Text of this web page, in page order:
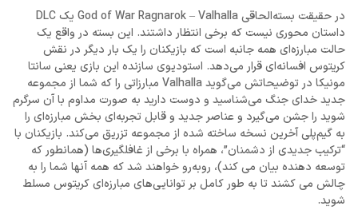
در حقیقت بسته‌الحاقی God of War Ragnarok – Valhalla یک DLC
داستان محوری نیست که برخی انتظار داشتند. این بسته در واقع یک
حالت مبارزه‌ای همه جانبه است که بازیکنان را یک بار دیگر در نقش
کریتوس افسانه‌ای قرار می‌دهد. استودیوی سازنده این بازی یعنی سانتا
مونیکا در توضیحاتش می‌گوید Valhalla مبارزاتی را که شما از مجموعه
جدید خدای جنگ می‌شناسید و دوست دارید به صورت مداوم با آن سرگرم
شوید را جشن می‌گیرد و عناصر جدید و قابل تجربه‌ای بخش مبارزه‌ای را
به گیم‌پلی آخرین نسخه ساخته شده از مجموعه تزریق می‌کند. بازیکنان با
“ترکیب جدیدی از دشمنان”، همراه با برخی از غافلگیری‌ها (همانطور که
توسعه دهنده بیان می کند)، روبه‌رو خواهند شد که همه آنها شما را به
چالش می کشند تا به طور کامل بر توانایی‌های مبارزه‌ای کریتوس مسلط
شوید.